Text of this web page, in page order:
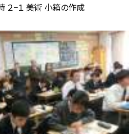
２−１ 美術 小箱の作成